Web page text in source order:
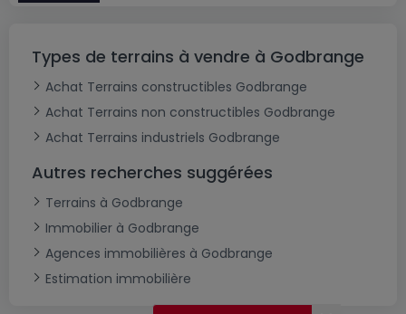
Types de terrains à vendre à Godbrange
Achat Terrains constructibles Godbrange
Achat Terrains non constructibles Godbrange
Achat Terrains industriels Godbrange
Autres recherches suggérées
Terrains à Godbrange
Immobilier à Godbrange
Agences immobilières à Godbrange
Estimation immobilière